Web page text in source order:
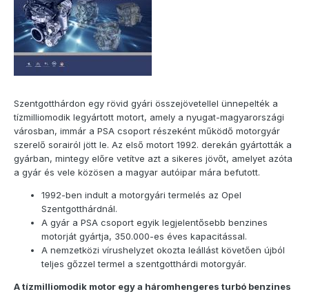
Szentgotthárdon egy rövid gyári összejövetellel ünnepelték a
tízmilliomodik legyártott motort, amely a nyugat-magyarországi
városban, immár a PSA csoport részeként működő motorgyár
szerelő sorairól jött le. Az első motort 1992. derekán gyártották a
gyárban, mintegy előre vetítve azt a sikeres jövőt, amelyet azóta
a gyár és vele közösen a magyar autóipar mára befutott.
1992-ben indult a motorgyári termelés az Opel
Szentgotthárdnál.
A gyár a PSA csoport egyik legjelentősebb benzines
motorját gyártja, 350.000-es éves kapacitással.
A nemzetközi vírushelyzet okozta leállást követően újból
teljes gőzzel termel a szentgotthárdi motorgyár.
A tízmilliomodik motor egy a háromhengeres turbó benzines